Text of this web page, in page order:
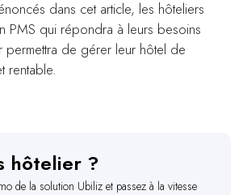
dans cet article, les hôteliers
PMS qui répondra à leurs besoins
permettra de gérer leur hôtel de
rentable.
hôtelier ?
de la solution Ubiliz et passez à la vitesse